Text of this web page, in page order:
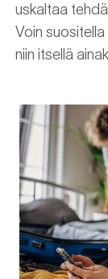
uskaltaa
Voin
niin itsellä